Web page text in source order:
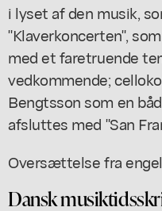
i lyset af den musik,
"Klaverkoncerten",
med et faretruende
vedkommende;
Bengtsson som en
afsluttes med "San
Oversættelse fra
Dansk